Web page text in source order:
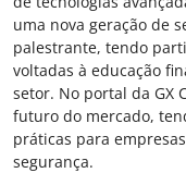
uma nova geração de
palestrante, tendo
voltadas à educação
setor. No portal da GX
futuro do mercado,
práticas para
segurança.